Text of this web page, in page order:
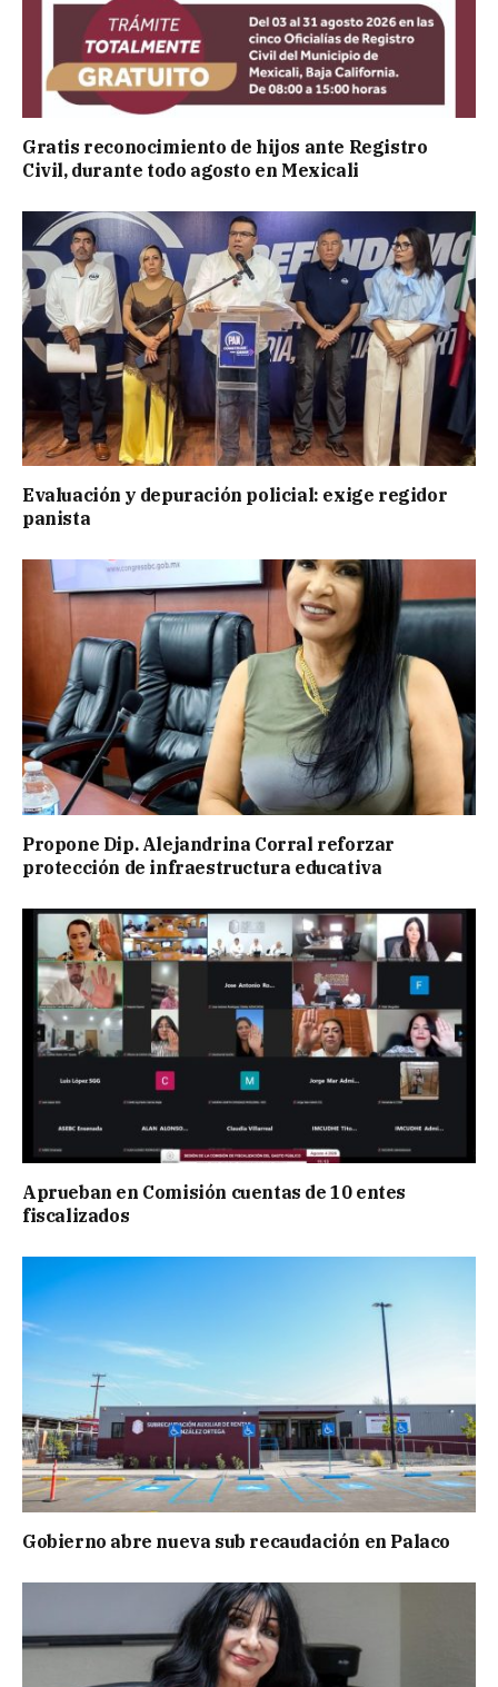
Gratis reconocimiento de hijos ante Registro
Civil, durante todo agosto en Mexicali
Evaluación y depuración policial: exige regidor
panista
Propone Dip. Alejandrina Corral reforzar
protección de infraestructura educativa
Aprueban en Comisión cuentas de 10 entes
fiscalizados
Gobierno abre nueva sub recaudación en Palaco